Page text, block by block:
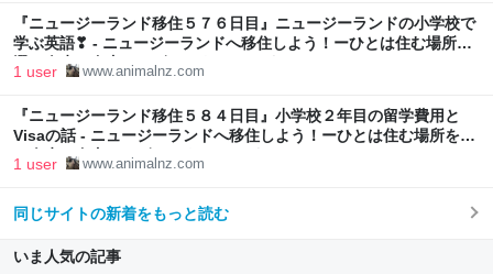
『ニュージーランド移住５７６日目』ニュージーランドの小学校で
学ぶ英語❣ - ニュージーランドへ移住しよう！ーひとは住む場所を
選び人生を自由にデザインすることができるー
1 user www.animalnz.com
『ニュージーランド移住５８４日目』小学校２年目の留学費用と
Visaの話 - ニュージーランドへ移住しよう！ーひとは住む場所を選
び人生を自由にデザインすることができるー
1 user www.animalnz.com
同じサイトの新着をもっと読む
いま人気の記事